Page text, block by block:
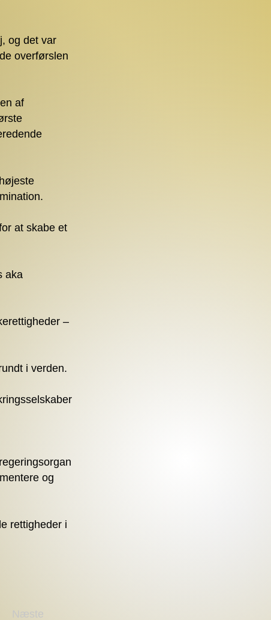
og det var
overførslen
af
at skabe et
aka
–
i verden.
og
rettigheder i
Næste